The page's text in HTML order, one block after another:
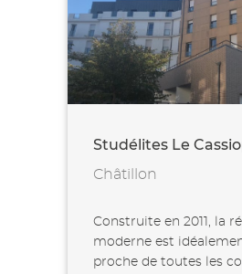
Studélites Le
Châtillon
Construite en 2011, la
moderne est
proche de toutes les